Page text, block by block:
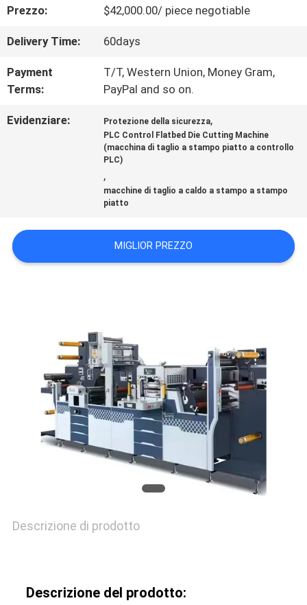
VISITA
ALLA
FABBRICA
CONTROLLO
CONTATTACI
MAPPA
SITO
SULLA
Prezzo: $42,000.00/ piece negotiable
Delivery Time: 60days
Payment
Terms:
T/T, Western Union, Money Gram,
PayPal and so on.
Evidenziare: Protezione della sicurezza,
PLC Control Flatbed Die Cutting Machine
(macchina di taglio a stampo piatto a controllo
PLC)
,
macchine di taglio a caldo a stampo a stampo
piatto
MIGLIOR PREZZO
Descrizione di prodotto
Descrizione del prodotto: